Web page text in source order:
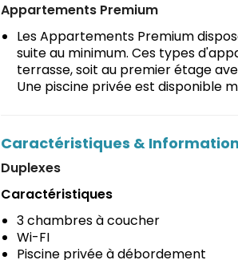
Appartements Premium
Les Appartements Premium
suite au minimum. Ces types
terrasse, soit au premier étage
Une piscine privée est disponible
Caractéristiques &
Duplexes
Caractéristiques
3 chambres à coucher
Wi-FI
Piscine privée à débordement